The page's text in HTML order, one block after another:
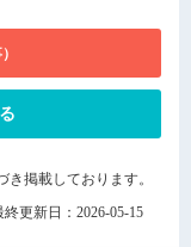
掲載しております。
終更新日：2026-05-15